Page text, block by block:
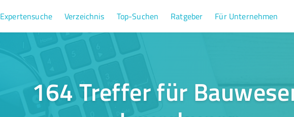
Expertensuche Verzeichnis Top-Suchen Ratgeber Für Unternehmen
164 Treffer für